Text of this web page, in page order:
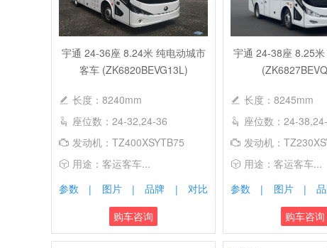
宇通 24-36座 8.24米 纯电动城市
客车 (ZK6820BEVG13L)
长度：8240mm
座位数：24-32,24-36
发动机：TZ400XSYTB75
用途：客运客车...
参数
| 图片 | 品牌 |
对比
购车咨询
宇通 24-38座 8.25
长度：8245mm
座位数：24-
发动机：
用途：客运客车...
参数
| 图片 |
购车咨询